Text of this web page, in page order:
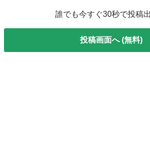
誰でも今すぐ30秒で投稿
投稿画面へ (無料)